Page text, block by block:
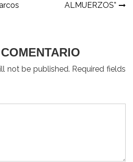
ALMUERZOS”
not be published. Required fields